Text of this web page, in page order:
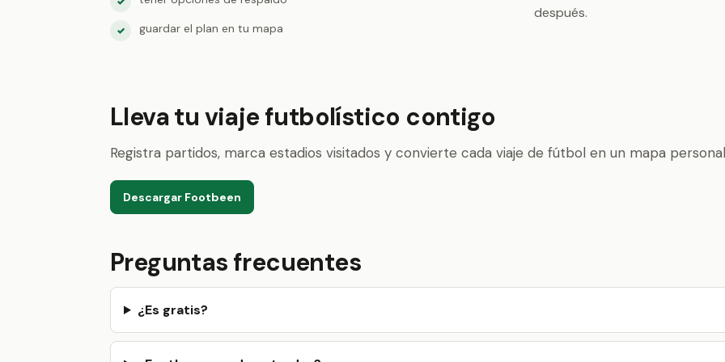
✓ guardar el plan en tu mapa
después.
Lleva tu viaje futbolístico contigo
Registra partidos, marca estadios visitados y convierte cada viaje de fútbol en un mapa
Descargar Footbeen
Preguntas frecuentes
¿Es gratis?